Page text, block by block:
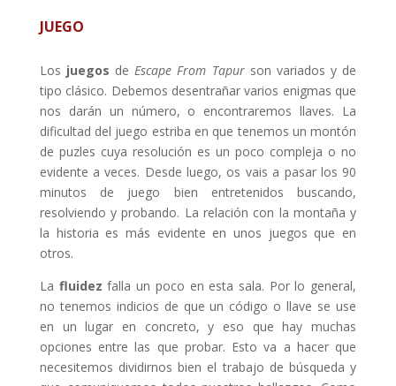
JUEGO
Los juegos deEscape From Tapur son variados y de
tipo clásico. Debemos desentrañar varios enigmas que
nos darán un número, o encontraremos llaves. La
dificultad del juego estriba en que tenemos un montón
de puzles cuya resolución es un poco compleja o no
evidente a veces. Desde luego, os vais a pasar los 90
minutos de juego bien entretenidos buscando,
resolviendo y probando. La relación con la montaña y
la historia es más evidente en unos juegos que en
otros.
La fluidez falla un poco en esta sala. Por lo general,
no tenemos indicios de que un código o llave se use
en un lugar en concreto, y eso que hay muchas
opciones entre las que probar. Esto va a hacer que
necesitemos dividirnos bien el trabajo de búsqueda y